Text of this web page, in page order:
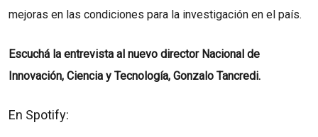
mejoras en las condiciones para la investigación en el país.
Escuchá la entrevista al nuevo director Nacional de
Innovación, Ciencia y Tecnología, Gonzalo Tancredi.
En Spotify: